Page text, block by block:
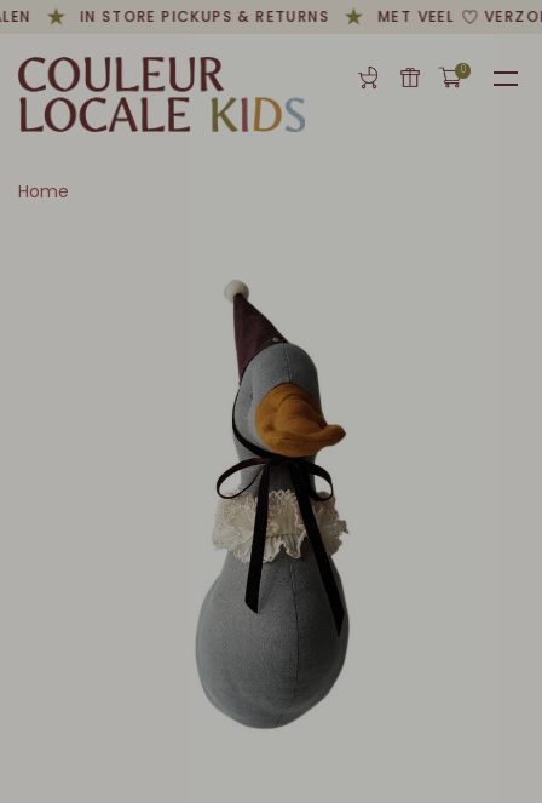
IN STORE PICKUPS & RETURNS MET VEEL
0
Home